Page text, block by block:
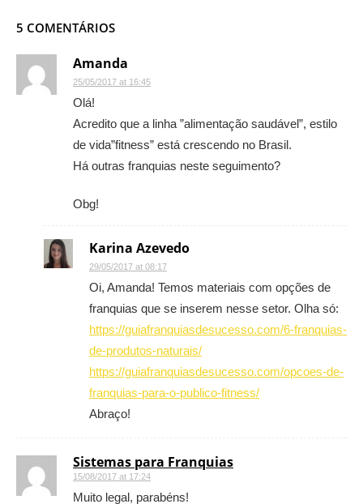
5 COMENTÁRIOS
Amanda
25/05/2017 at 16:45
Olá!
Acredito que a linha ”alimentação saudável”, estilo
de vida”fitness” está crescendo no Brasil.
Há outras franquias neste seguimento?
Obg!
Karina Azevedo
29/05/2017 at 08:17
Oi, Amanda! Temos materiais com opções de
franquias que se inserem nesse setor. Olha só:
https://guiafranquiasdesucesso.com/6-franquias-
de-produtos-naturais/
https://guiafranquiasdesucesso.com/opcoes-de-
franquias-para-o-publico-fitness/
Abraço!
Sistemas para Franquias
15/08/2017 at 17:24
Muito legal, parabéns!